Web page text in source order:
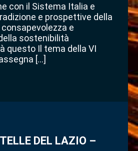
con il Sistema Italia e
e prospettive della
e
sostenibilità
questo Il tema della VI
[…]
DEL LAZIO –